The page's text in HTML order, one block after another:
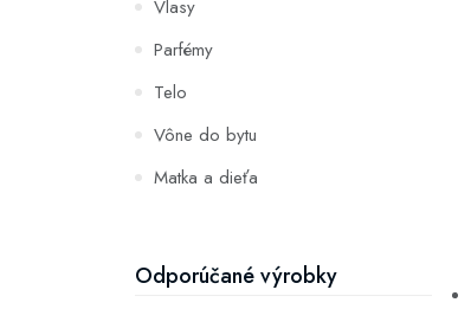
Vlasy
Parfémy
Telo
Vône do bytu
Matka a dieťa
Hydratácia a výživa pleti
Odporúčané výrobky